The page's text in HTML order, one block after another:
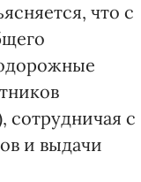
что с
сотрудничая с
и выдачи